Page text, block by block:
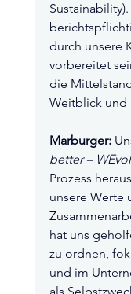
durch unsere
vorbereitet
die
Weitblick und
Marburger:
better –
Prozess
unsere Werte
hat uns
zu ordnen,
und im